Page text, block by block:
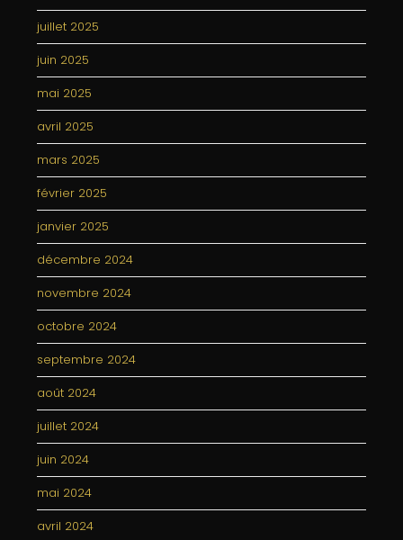
juillet 2025
juin 2025
mai 2025
avril 2025
mars 2025
février 2025
janvier 2025
décembre 2024
novembre 2024
octobre 2024
septembre 2024
août 2024
juillet 2024
juin 2024
mai 2024
avril 2024